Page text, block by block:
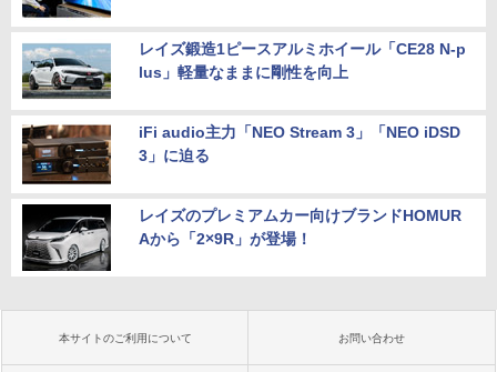
レイズ鍛造1ピースアルミホイール「CE28 N-p
lus」軽量なままに剛性を向上
iFi audio主力「NEO Stream 3」「NEO iDSD
3」に迫る
レイズのプレミアムカー向けブランドHOMUR
Aから「2×9R」が登場！
本サイトのご利用について お問い合わせ